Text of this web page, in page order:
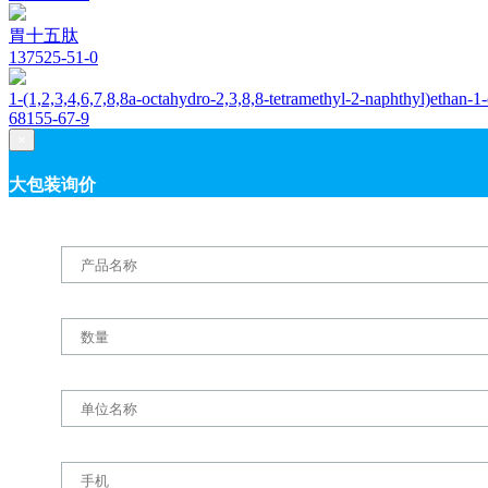
胃十五肽
137525-51-0
1-(1,2,3,4,6,7,8,8a-octahydro-2,3,8,8-tetramethyl-2-naphthyl)ethan-
68155-67-9
大包装询价